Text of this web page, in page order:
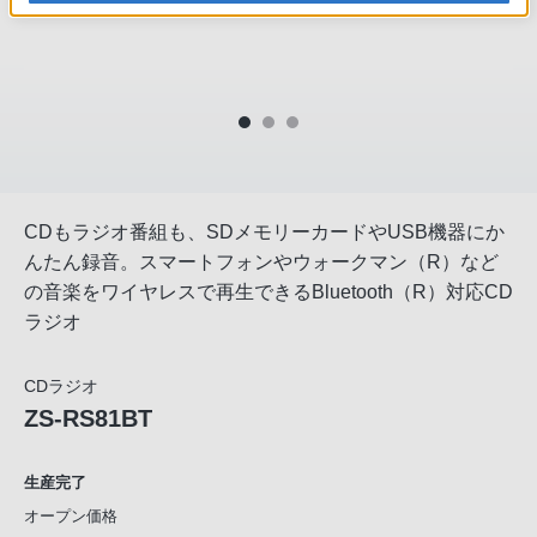
CDもラジオ番組も、SDメモリーカードやUSB機器にか
んたん録音。スマートフォンやウォークマン（R）など
の音楽をワイヤレスで再生できるBluetooth（R）対応CD
ラジオ
CDラジオ
ZS-RS81BT
生産完了
オープン価格